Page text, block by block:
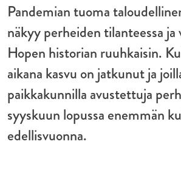
Pandemian tuoma
näkyy perheiden tilanteessa
Hopen historian ruuhkaisin.
aikana kasvu on jatkunut ja
paikkakunnilla avustettuja
syyskuun lopussa enemmän
edellisvuonna.